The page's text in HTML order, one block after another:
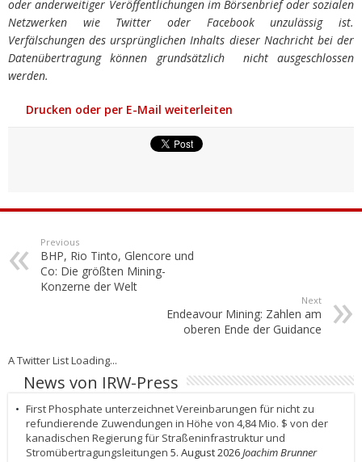
oder anderweitiger Veröffentlichungen im Börsenbrief oder sozialen
Netzwerken wie Twitter oder Facebook unzulässig ist.
Verfälschungen des ursprünglichen Inhalts dieser Nachricht bei der
Datenübertragung können grundsätzlich nicht ausgeschlossen
werden.
Drucken oder per E-Mail weiterleiten
Previous
BHP, Rio Tinto, Glencore und
Co: Die größten Mining-
Konzerne der Welt
Next
Endeavour Mining: Zahlen am
oberen Ende der Guidance
A Twitter List Loading...
News von IRW-Press
First Phosphate unterzeichnet Vereinbarungen für nicht zu
refundierende Zuwendungen in Höhe von 4,84 Mio. $ von der
kanadischen Regierung für Straßeninfrastruktur und
Stromübertragungsleitungen 5. August 2026 Joachim Brunner